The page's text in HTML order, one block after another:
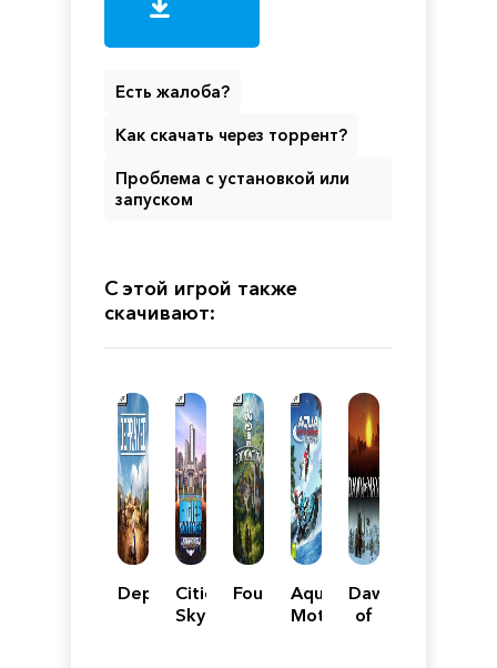
Есть жалоба?
Как скачать через торрент?
Проблема с установкой или
запуском
С этой игрой также
скачивают:
DepravedCities:
Skylines
Foundation
Aqua
Moto
Dawn
of